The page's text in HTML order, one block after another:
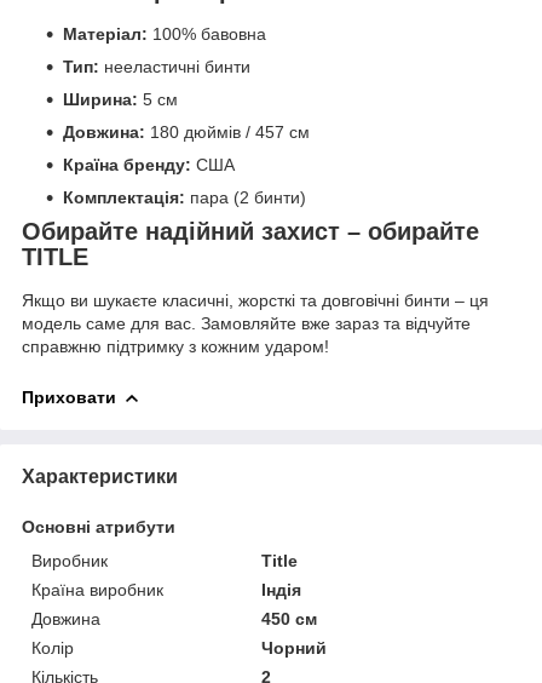
Матеріал: 100% бавовна
Тип: нееластичні бинти
Ширина: 5 см
Довжина: 180 дюймів / 457 см
Країна бренду: США
Комплектація: пара (2 бинти)
Обирайте надійний захист – обирайте
TITLE
Якщо ви шукаєте класичні, жорсткі та довговічні бинти – ця
модель саме для вас. Замовляйте вже зараз та відчуйте
справжню підтримку з кожним ударом!
Приховати
Характеристики
Основні атрибути
Виробник
Title
Країна виробник
Індія
Довжина
450 см
Колір
Чорний
Кількість
2